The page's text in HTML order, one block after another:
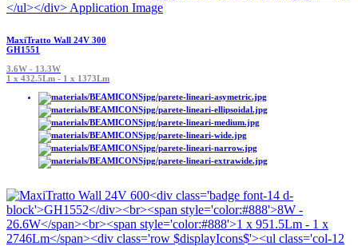
MaxiTratto Wall 24V 300
GH1551
3.6W - 13.3W
1 x 432.5Lm - 1 x 1373Lm